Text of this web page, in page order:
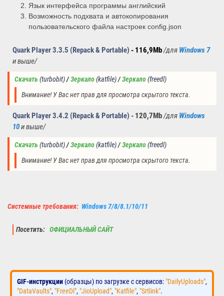
Язык интерфейса программы английский
Возможность подхвата и автокопирования
пользовательского файла настроек config.json
Quark Player 3.3.5 (Repack & Portable) - 116,9Mb/для Windows 7
и выше/
Скачать (turbobit)/ Зеркало(katfile)/ Зеркало(freedl)
Внимание! У Вас нет прав для просмотра скрытого текста.
Quark Player 3.4.2 (Repack & Portable) - 120,7Mb/для Windows
10и выше/
Скачать (turbobit)/ Зеркало(katfile)/ Зеркало(freedl)
Внимание! У Вас нет прав для просмотра скрытого текста.
Системные требования: Windows 7/8/8.1/10/11
Посетить: ОФИЦИАЛЬНЫЙ САЙТ
GIF-инструкции (образцы) по загрузке с сервисов: "DailyUploads",
"DataVaults", "FreeDl", "JioUpload", "Katfile", "Srtlink".